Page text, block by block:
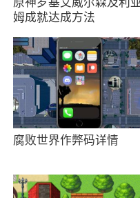
真的光影效果。你将
反射和折射，营造出
5、极好的玩法
玩家能够享受到其中
6、需要对瓶子
最后将每个瓶子倒满
小编评价
原神罗基艾威尔森及利
姆成就达成方法
腐败世界作弊码详情